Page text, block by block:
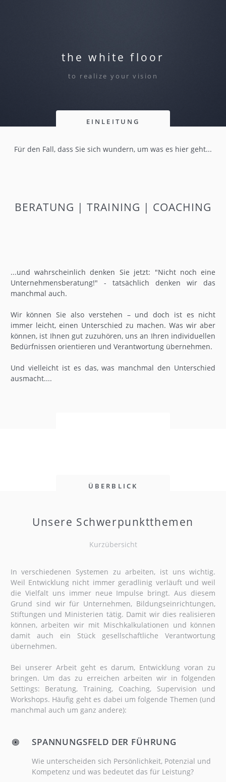
the white floor
to realize your vision
EINLEITUNG
Für den Fall, dass Sie sich wundern, um was es hier geht...
BERATUNG | TRAINING | COACHING
...und wahrscheinlich denken Sie jetzt: "Nicht noch eine
Unternehmensberatung!" - tatsächlich denken wir das
manchmal auch.
Wir können Sie also verstehen – und doch ist es nicht
immer leicht, einen Unterschied zu machen. Was wir aber
können, ist Ihnen gut zuzuhören, uns an Ihren individuellen
Bedürfnissen orientieren und Verantwortung übernehmen.
Und vielleicht ist es das, was manchmal den Unterschied
ausmacht....
ÜBERBLICK
Unsere Schwerpunktthemen
Kurzübersicht
In verschiedenen Systemen zu arbeiten, ist uns wichtig.
Weil Entwicklung nicht immer geradlinig verläuft und weil
die Vielfalt uns immer neue Impulse bringt. Aus diesem
Grund sind wir für Unternehmen, Bildungseinrichtungen,
Stiftungen und Ministerien tätig. Damit wir dies realisieren
können, arbeiten wir mit Mischkalkulationen und können
damit auch ein Stück gesellschaftliche Verantwortung
übernehmen.
Bei unserer Arbeit geht es darum, Entwicklung voran zu
bringen. Um das zu erreichen arbeiten wir in folgenden
Settings: Beratung, Training, Coaching, Supervision und
Workshops. Häufig geht es dabei um folgende Themen (und
manchmal auch um ganz andere):
SPANNUNGSFELD DER FÜHRUNG
Wie unterscheiden sich Persönlichkeit, Potenzial und
Kompetenz und was bedeutet das für Leistung?